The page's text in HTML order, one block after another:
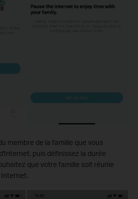
membre de la famille que vous
puis définissez la durée
que votre famille soit réunie